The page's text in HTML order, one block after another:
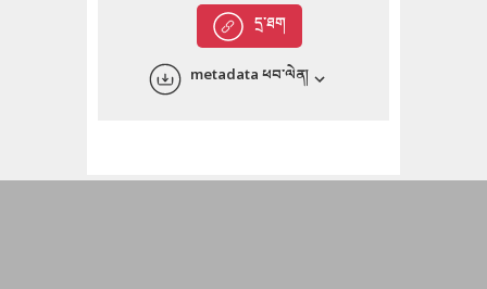
English
དྲ་ཐག
metadata ཕབ་ལེན།